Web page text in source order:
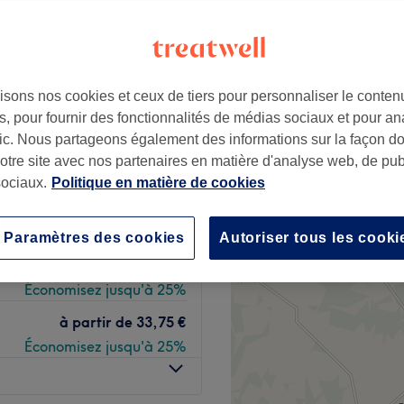
12 avis
Paris
hours"
Économisez jusqu'à 25%
à partir de 33,75 €
Économisez jusqu'à 25%
à partir de 33,75 €
Économisez jusqu'à 25%
+
nos cookies et ceux de tiers pour personnaliser le
pour fournir des fonctionnalités de médias sociaux et pour
Nous partageons également des informations sur la façon
site avec nos partenaires en matière d'analyse web, de
Politique en matière de cookies
Autoriser tous les
Paramètres des cookies